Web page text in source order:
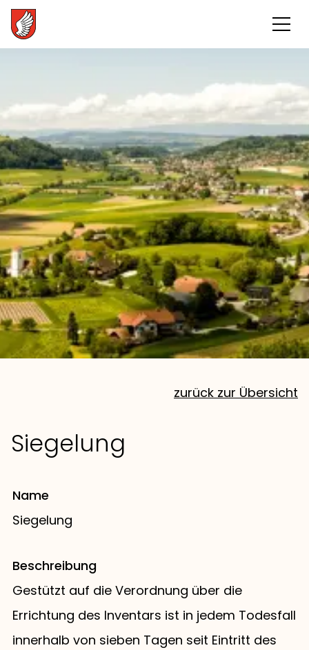
zurück zur Übersicht
Siegelung
Name
Siegelung
Beschreibung
Gestützt auf die Verordnung über die
Errichtung des Inventars ist in jedem Todesfall
innerhalb von sieben Tagen seit Eintritt des